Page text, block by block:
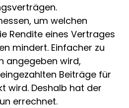
um welchen
Rendite eines Vertrages
mindert. Einfacher zu
angegeben wird,
Beiträge für
wird. Deshalb hat der
errechnet.